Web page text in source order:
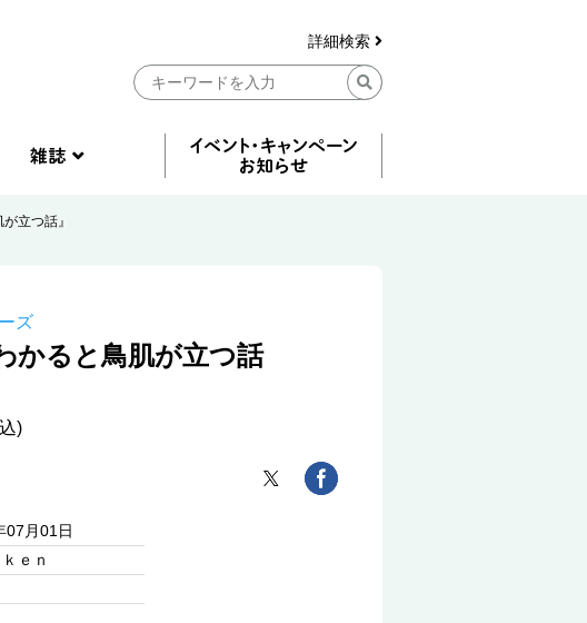
詳細検索
立つ話』
ズ
ると鳥肌が立つ話
)
07月01日
ｅｎ